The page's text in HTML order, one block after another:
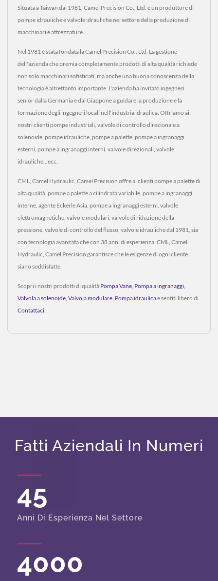
Situata a Taiwan dal 1981, Camel Precision Co., Ltd. è un produttore di
pompe idrauliche e valvole idrauliche nel settore della produzione di
macchinari e attrezzature.
Nel 1981 è stata fondata la Camel Precision Co., Ltd. La gestione
dell'azienda che premia completamente prodotti di alta qualità richiede
non solo macchinari sofisticati, ma anche una buona conoscenza della
tecnologia è altrettanto importante. L'azienda ha invitato ingegneri
senior dalla Germania e dal Giappone a guidare la produzione e la
formazione degli ingegneri locali nell'industria idraulica. Offriamo ai
nostri clienti pompe industriali, valvole di controllo direzionale a
solenoide, pompe idrauliche, pompe a palette, pompe a ingranaggi
esterni, pompe a ingranaggi interni, valvole direzionali, valvole
idrauliche...ecc.
CML, Camel Hydraulic, Camel Precision offre ai clienti pompe a palette di
alta qualità, pompe a palette a cilindrata variabile, pompe a ingranaggi
interne, agente Eckerle Asia, pompe a ingranaggi esterni, valvole
elettromagnetiche, valvole modulari, valvole di riduzione della
pressione, valvole di controllo del flusso, valvole idrauliche dal 1981, sia
con tecnologia avanzata che con 38 anni di esperienza, CML, Camel
Hydraulic, Camel Precision garantisce che le esigenze di ogni cliente
siano soddisfatte.
Scopri i nostri prodotti di qualità Pompa Vane, Pompa a ingranaggi,
Valvola a solenoide, Valvola modulare, Pompa idraulicae sentiti libero di
Contattaci.
Fatti Aziendali In Numeri
45
Anni Di Esperienza Nel Settore
4000